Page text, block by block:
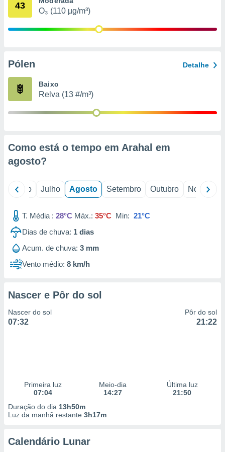
estudos
43
O₃ (110 µg/m³)
Pólen Detalhe
Baixo
Relva (13 #/m³)
Como está o tempo em Arahal em
agosto?
Junho Julho Agosto Setembro Outubro Novembro
T. Média : 28°C Máx.: 35°C Min: 21°C
Dias de chuva: 1 dias
Acum. de chuva: 3 mm
Vento médio: 8 km/h
Nascer e Pôr do sol
Nascer do sol
07:32
Pôr do sol
21:22
Primeira luz
07:04
Meio-dia
14:27
Última luz
21:50
Duração do dia 13h50m
Luz da manhã restante 3h17m
Calendário Lunar